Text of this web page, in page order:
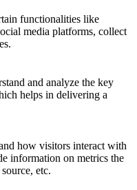
functionalities like
media platforms, collect
and analyze the key
helps in delivering a
how visitors interact with
information on metrics the
etc.